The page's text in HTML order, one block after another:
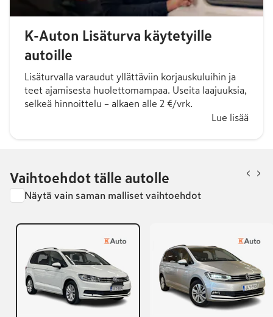
K-Auton Lisäturva käytetyille
autoille
Lisäturvalla varaudut yllättäviin korjauskuluihin ja
teet ajamisesta huolettomampaa. Useita laajuuksia,
selkeä hinnoittelu – alkaen alle 2 €/vrk.
Lue lisää
Vaihtoehdot tälle autolle
Näytä vain saman malliset vaihtoehdot